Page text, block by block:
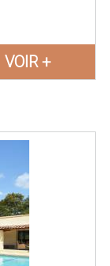
VOIR +